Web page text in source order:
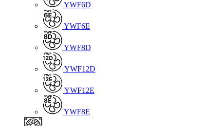
YWF6D
YWF6E
YWF8D
YWF12D
YWF12E
YWF8E